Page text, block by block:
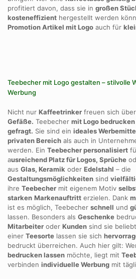
profitiert davon, dass sie in großen
kosteneffizient hergestellt werden
Promotion Artikel mit Logo auch für
Teebecher mit Logo gestalten – stilvolle
Werbung
Nicht nur Kaffeetrinker freuen sich über
Gefäße. Teebecher mit Logo bedrucken
gefragt. Sie sind ein ideales
privaten Bereich als auch in
werden. Ein Teebecher personalisiert
ausreichend Platz für Logos, Sprüche
aus Glas, Keramik oder Edelstahl – die
Gestaltungsmöglichkeiten sind
ihre Teebecher mit eigenem Motiv
starken Markenauftritt erzielen. Dank
ist es möglich, Teebecher schnell und
lassen. Besonders als Geschenke
Mitarbeiter oder Kunden sind sie
einer Teesorte lassen sie sich
bedruckt überreichen. Auch hier gilt:
bedrucken lassen möchte, liegt mit
verbinden individuelle Werbung mit